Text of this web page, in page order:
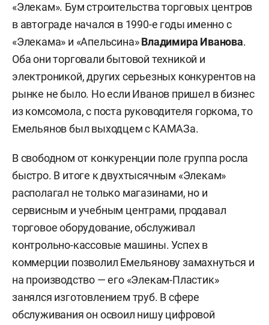
«Элекам». Бум строительства торговых центров
в автограде начался в 1990-е годы именно с
«Элекама» и «Апельсина»Владимира Иванова.
Оба они торговали бытовой техникой и
электроникой, других серьезных конкурентов на
рынке не было. Но если Иванов пришел в бизнес
из комсомола, с поста руководителя горкома, то
Емельянов был выходцем с КАМАЗа.
В свободном от конкуренции поле группа росла
быстро. В итоге к двухтысячным «Элекам»
располагал не только магазинами, но и
сервисным и учебным центрами, продавал
торговое оборудование, обслуживал
контрольно-кассовые машины. Успех в
коммерции позволил Емельянову замахнуться и
на производство — его «Элекам-Пластик»
занялся изготовлением труб. В сфере
обслуживания он освоил нишу цифровой